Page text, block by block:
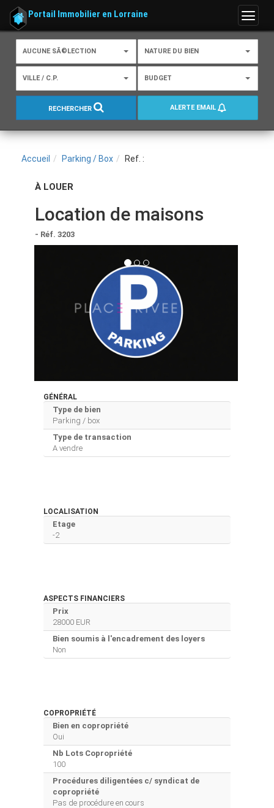
Menu
Portail Immobilier en Lorraine
AUCUNE SÃ©LECTION NATURE DU BIEN
VILLE / C.P. BUDGET
RECHERCHER ALERTE EMAIL
Accueil Parking / Box Ref. :
À LOUER
Location de maisons
- Réf. 3203
GÉNÉRAL
Type de bien
Parking / box
Type de transaction
A vendre
LOCALISATION
Etage
-2
ASPECTS FINANCIERS
Prix
28000 EUR
Bien soumis à l'encadrement des loyers
Non
COPROPRIÉTÉ
Bien en copropriété
Oui
Nb Lots Copropriété
100
Procédures diligentées c/ syndicat de
copropriété
Pas de procédure en cours